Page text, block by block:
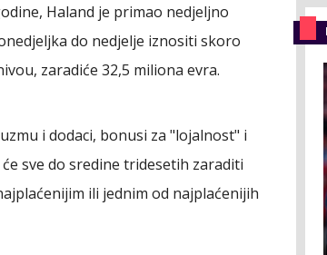
Haland je primao nedjeljno
do nedjelje iznositi skoro
zaradiće 32,5 miliona evra.
i dodaci, bonusi za "lojalnost" i
sve do sredine tridesetih zaraditi
ili jednim od najplaćenijih